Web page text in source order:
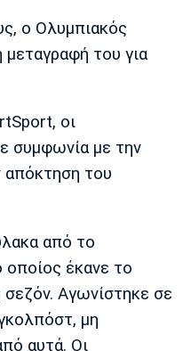
Άρσεναλ
ο Ολυμπιακός
του για
οι
συμφωνία με την
απόκτηση του
από το
έκανε το
Αγωνίστηκε σε
μη
αυτά. Οι